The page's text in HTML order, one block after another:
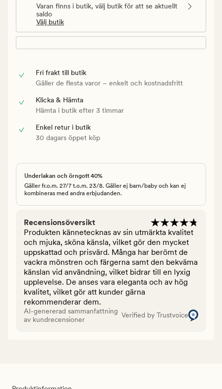
Varan finns i butik, välj butik för att se aktuellt
saldo
Välj butik
Fri frakt till butik
Gäller de flesta varor – enkelt och kostnadsfritt
Klicka & Hämta
Hämta i butik efter 3 timmar
Enkel retur i butik
30 dagars öppet köp
Underlakan och örngott 40%
Gäller fr.o.m. 27/7 t.o.m. 23/8. Gäller ej barn/baby och kan ej
kombineras med andra erbjudanden.
Recensionsöversikt
Produkten kännetecknas av sin utmärkta kvalitet
och mjuka, sköna känsla, vilket gör den mycket
uppskattad och prisvärd. Många har berömt de
vackra mönstren och färgerna samt den bekväma
känslan vid användning, vilket bidrar till en lyxig
upplevelse. De anses vara eleganta och av hög
kvalitet, vilket gör att kunder gärna
rekommenderar dem.
AI-genererad sammanfattning
av kundrecensioner
Verified by Trustvoice